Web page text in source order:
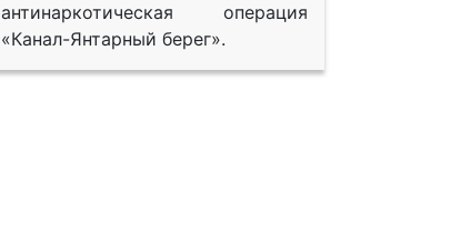
антинаркотическая операция
«Канал-Янтарный берег».